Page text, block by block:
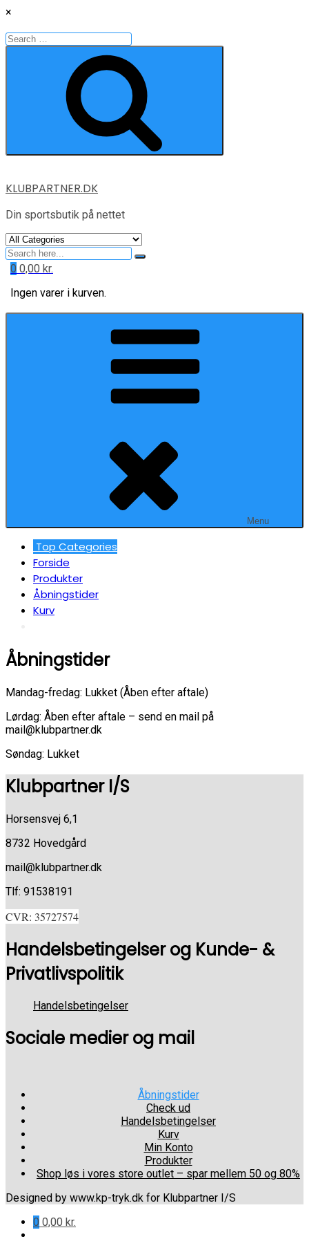
×
Search
for:
Skip
content
KLUBPARTNER.DK
Din sportsbutik på nettet
Search
for
0 0,00 kr.
Ingen varer i kurven.
Menu
Top Categories
Forside
Produkter
Åbningstider
Kurv
Åbningstider
Mandag-fredag: Lukket (Åben efter aftale)
Lørdag: Åben efter aftale – send en mail på
mail@klubpartner.dk
Søndag: Lukket
Klubpartner I/S
Horsensvej 6,1
8732 Hovedgård
mail@klubpartner.dk
Tlf: 91538191
CVR: 35727574
Handelsbetingelser og Kunde- &
Privatlivspolitik
Handelsbetingelser
Sociale medier og mail
Åbningstider
Check ud
Handelsbetingelser
Kurv
Min Konto
Produkter
Shop løs i vores store outlet – spar mellem 50 og 80%
Designed by www.kp-tryk.dk for Klubpartner I/S
0 0,00 kr.